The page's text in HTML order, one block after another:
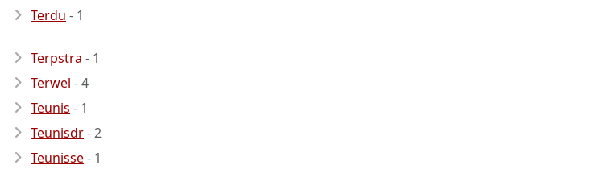
Terdu - 1
Terpstra - 1
Terwel - 4
Teunis - 1
Teunisdr- 2
Teunisse- 1